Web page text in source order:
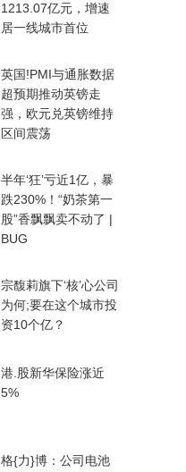
1213.07亿元，增速
居一线城市首位
英国!PMI与通胀数据
超预期推动英镑走
强，欧元兑英镑维持
区间震荡
半年‘狂’亏近1亿，暴
跌230%！“奶茶第一
股”香飘飘卖不动了 |
BUG
宗馥莉旗下‘核’心公司
为何;要在这个城市投
资10个亿？
港.股新华保险涨近
5%
格{力}博：公司电池